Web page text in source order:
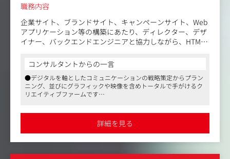
職務内容
企業サイト、ブランドサイト、キャンペーンサイト、Web
アプリケーション等の構築にあたり、ディレクター、デザ
イナー、バックエンドエンジニアと協力しながら、HTML/
ます。
演出や機能の設計・開発にも携わるため、案件に対して自
主的に提案を行う能動的な姿勢が常に求められますが、チ
ーム体制のもと、プロジェクトが進んでいきますので、随
また、社内には、デザイナーやアートディレクターだけで
コンサルタントからの一言
●デジタルを軸としたコミュニケーションの戦略策定からプラン
ニング、並びにグラフィックや映像を含めトータルで手がけるク
リエイティブファームです
さまざまなプロジェクトに関わることができますし、それらを通
じて、自己成長に繋げていただくことも可能でしょう
●社内には各分野のプロフェッショナルなスタッフが在籍してお
り、共に成長できる環境があります。これまでの職場では実現で
詳細を見る